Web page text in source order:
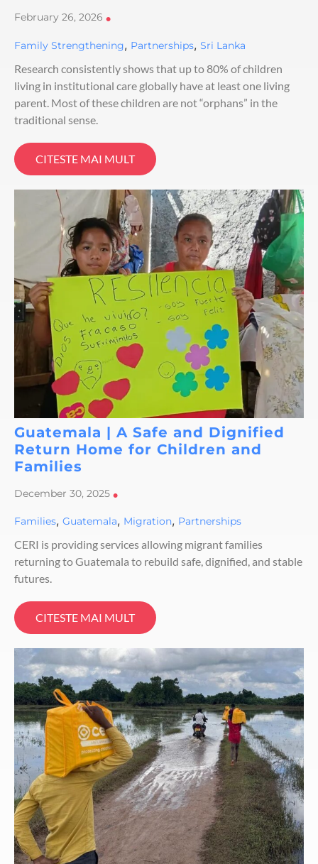
February 26, 2026 •
Family Strengthening, Partnerships, Sri Lanka
Research consistently shows that up to 80% of children
living in institutional care globally have at least one living
parent. Most of these children are not “orphans” in the
traditional sense.
CITESTE MAI MULT
Guatemala | A Safe and Dignified
Return Home for Children and
Families
December 30, 2025 •
Families, Guatemala, Migration, Partnerships
CERI is providing services allowing migrant families
returning to Guatemala to rebuild safe, dignified, and stable
futures.
CITESTE MAI MULT